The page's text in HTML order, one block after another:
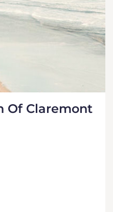
Of Claremont